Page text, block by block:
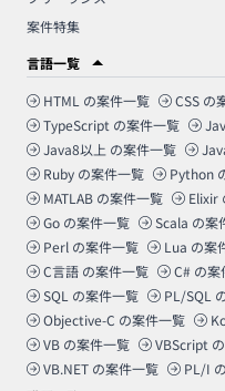
案件特集
言語一覧
HTML の案件一覧 CSS の
TypeScript の案件一覧
Java8以上 の案件一覧
Ruby の案件一覧 Python
MATLAB の案件一覧 Elixir
Go の案件一覧 Scala の案
Perl の案件一覧 Lua の案
C言語 の案件一覧 C# の案
SQL の案件一覧 PL/SQL
Objective-C の案件一覧
VB の案件一覧 VBScript
VB.NET の案件一覧 PL/I